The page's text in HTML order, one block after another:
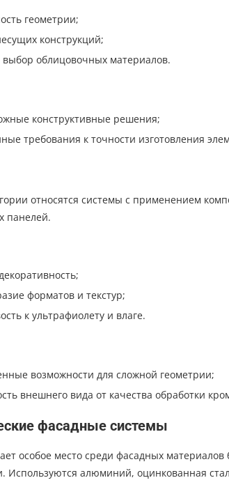
геометрии;
конструкций;
облицовочных материалов.
конструктивные решения;
требования к точности изготовления
относятся системы с применением
панелей.
форматов и текстур;
к ультрафиолету и влаге.
возможности для сложной геометрии;
внешнего вида от качества обработки
фасадные системы
особое место среди фасадных материалов
Используются алюминий, оцинкованная